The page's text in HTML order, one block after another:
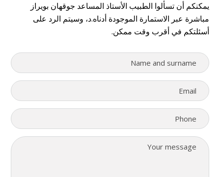
يمكنكم أن تسألوا الطبيب الأستاذ المساعد جوقهان بويراز
مباشرة عبر الاستمارة الموجودة أدناه.د، وسيتم الرد على
أسئلتكم في أقرب وقت ممكن.